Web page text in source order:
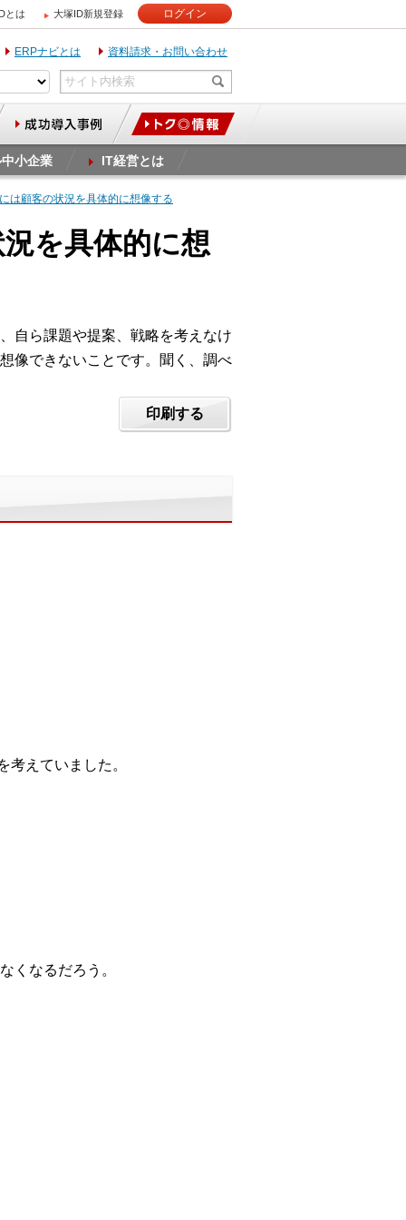
とは 大塚ID新規登録 ログイン
ERPナビとは 資料請求・お問い合わせ
小企業 IT経営とは
は顧客の状況を具体的に想像する
を具体的に想
自ら課題や提案、戦略を考えなけ
像できないことです。聞く、調べ
印刷する
えていました。
くなるだろう。